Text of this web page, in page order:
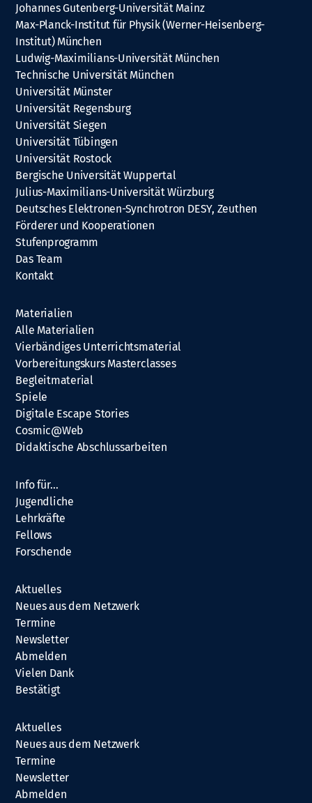
Johannes Gutenberg-Universität Mainz
Max-Planck-Institut für Physik (Werner-Heisenberg-
Institut) München
Ludwig-Maximilians-Universität München
Technische Universität München
Universität Münster
Universität Regensburg
Universität Siegen
Universität Tübingen
Universität Rostock
Bergische Universität Wuppertal
Julius-Maximilians-Universität Würzburg
Deutsches Elektronen-Synchrotron DESY, Zeuthen
Förderer und Kooperationen
Stufenprogramm
Das Team
Kontakt
Materialien
Alle Materialien
Vierbändiges Unterrichtsmaterial
Vorbereitungskurs Masterclasses
Begleitmaterial
Spiele
Digitale Escape Stories
Cosmic@Web
Didaktische Abschlussarbeiten
Info für…
Jugendliche
Lehrkräfte
Fellows
Forschende
Aktuelles
Neues aus dem Netzwerk
Termine
Newsletter
Abmelden
Vielen Dank
Bestätigt
Aktuelles
Neues aus dem Netzwerk
Termine
Newsletter
Abmelden